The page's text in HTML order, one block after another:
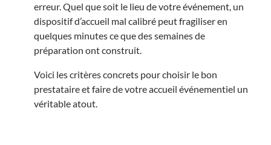
erreur. Quel que soit le lieu de votre événement, un
dispositif d’accueil mal calibré peut fragiliser en
quelques minutes ce que des semaines de
préparation ont construit.
Voici les critères concrets pour choisir le bon
prestataire et faire de votre accueil événementiel un
véritable atout.